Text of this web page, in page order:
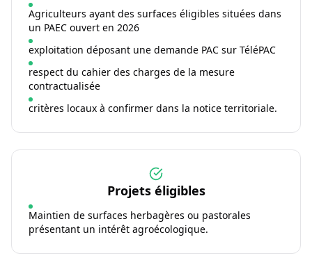
Agriculteurs ayant des surfaces éligibles situées dans
un PAEC ouvert en 2026
exploitation déposant une demande PAC sur TéléPAC
respect du cahier des charges de la mesure
contractualisée
critères locaux à confirmer dans la notice territoriale.
Projets éligibles
Maintien de surfaces herbagères ou pastorales
présentant un intérêt agroécologique.